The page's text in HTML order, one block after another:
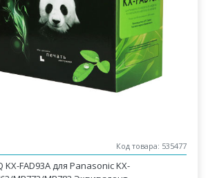
Код товара: 535477
FAD93A для Panasonic KX-